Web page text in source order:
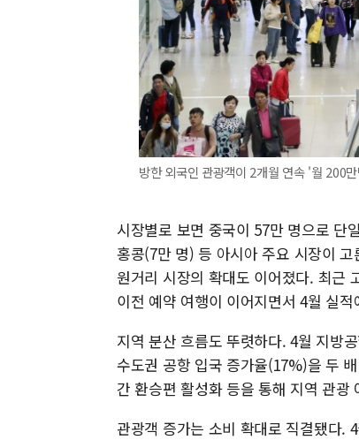
방한 외국인 관광객이 2개월 연속 '월 200
시장별로 보면 중국이 57만 명으로 단
홍콩(7만 명) 등 아시아 주요 시장이
원거리 시장의 확대도 이어졌다. 최근
이전 예약 여행이 이어지면서 4월 실
지역 분산 흐름도 뚜렷하다. 4월 지방
수도권 공항 입국 증가율(17%)을 두
간 환승편 활성화 등을 통해 지역 관광
관광객 증가는 소비 확대로 직결됐다.